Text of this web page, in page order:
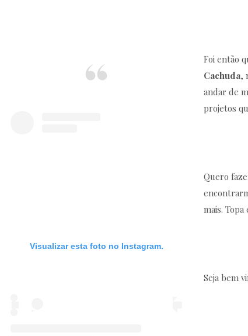
Visualizar esta foto no Instagram.
Foi então
Cachuda,
andar de
projetos
Quero
mais.
Seja bem